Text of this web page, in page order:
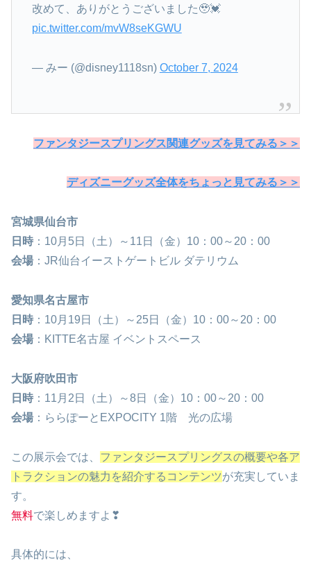
改めて、ありがとうございました🥹💓
pic.twitter.com/mvW8seKGWU
— みー (@disney1118sn) October 7, 2024
ファンタジースプリングス関連グッズを見てみる＞＞
ディズニーグッズ全体をちょっと見てみる＞＞
宮城県仙台市
日時：10月5日（土）～11日（金）10：00～20：00
会場 ：JR仙台イーストゲートビル ダテリウム
愛知県名古屋市
日時：10月19日（土）～25日（金）10：00～20：00
会場 ：KITTE名古屋 イベントスペース
大阪府吹田市
日時：11月2日（土）～8日（金）10：00～20：00
会場 ：ららぽーとEXPOCITY 1階 光の広場
この展示会では、 ファンタジースプリングスの概要や各ア
トラクションの魅力を紹介するコンテンツが充実していま
す。
無料で楽しめますよ❣
具体的には、